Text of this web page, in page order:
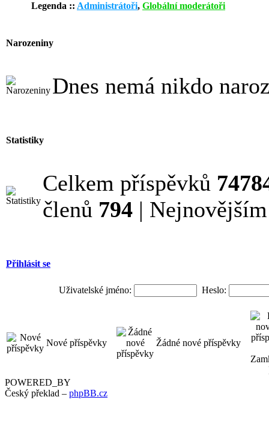
Legenda :: Administrátoři, Globální moderátoři
Narozeniny
Dnes nemá nikdo
Statistiky
Celkem příspěvků
členů 794 |
Přihlásit se
Uživatelské jméno: Heslo:
Nové příspěvky Žádné nové příspěvky
POWERED_BY
Český překlad – phpBB.cz